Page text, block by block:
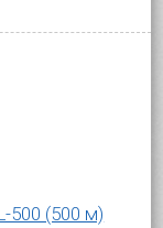
500 (500 м)